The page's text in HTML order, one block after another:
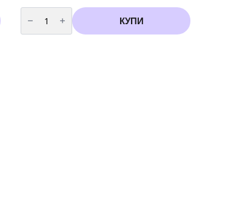
количество
за
Фолиев
балон
КУПИ